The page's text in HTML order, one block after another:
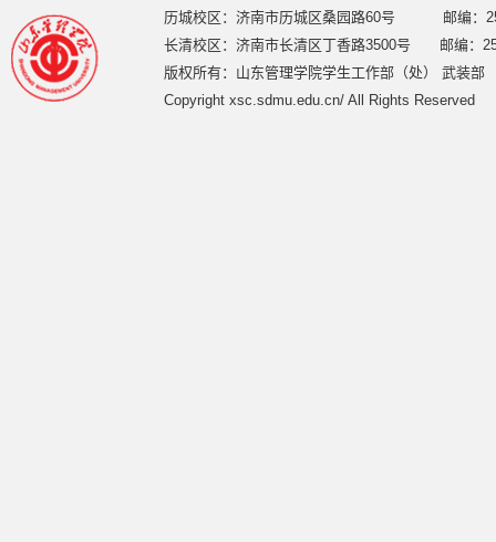
历城校区：济南市历城区桑园路60号 邮编：
长清校区：济南市长清区丁香路3500号 邮编：
版权所有：山东管理学院学生工作部（处） 武装部
Copyright xsc.sdmu.edu.cn/ All Rights Reserved